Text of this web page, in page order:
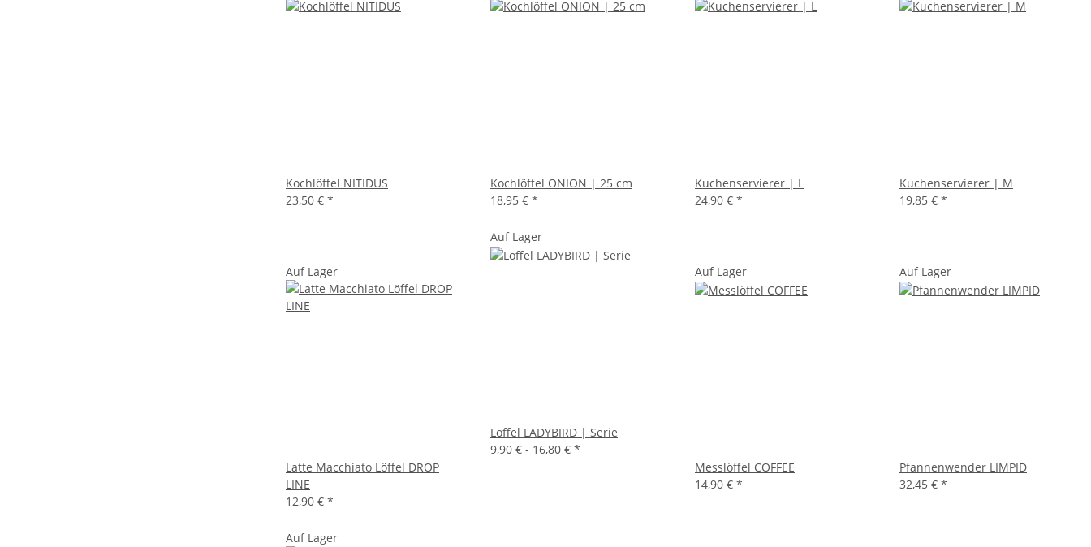
Kochlöffel NITIDUS
23,50 € *
Kochlöffel ONION | 25 cm
18,95 € *
Kuchenservierer | L
24,90 € *
Kuchenservierer | M
19,85 € *
Auf Lager
Latte Macchiato Löffel DROP
LINE
12,90 € *
Auf Lager
Löffel LADYBIRD | Serie
9,90 € - 16,80 € *
Auf Lager
Messlöffel COFFEE
14,90 € *
Auf Lager
Pfannenwender LIMPID
32,45 € *
Auf Lager